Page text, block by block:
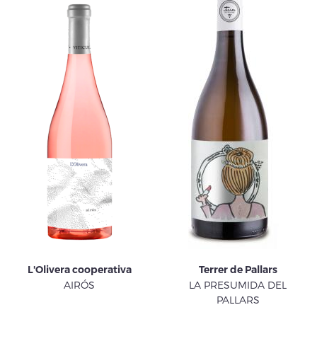
L'Olivera cooperativa
AIRÓS
Terrer de Pallars
LA PRESUMIDA DEL
PALLARS